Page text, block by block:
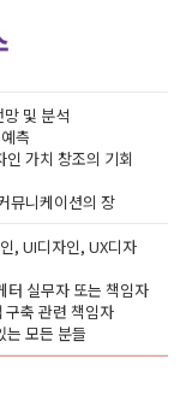
및 분석
측
가치 창조의 기회
뮤니케이션의 장
, UI디자인, UX디자
터 실무자 또는 책임자
축 관련 책임자
는 모든 분들